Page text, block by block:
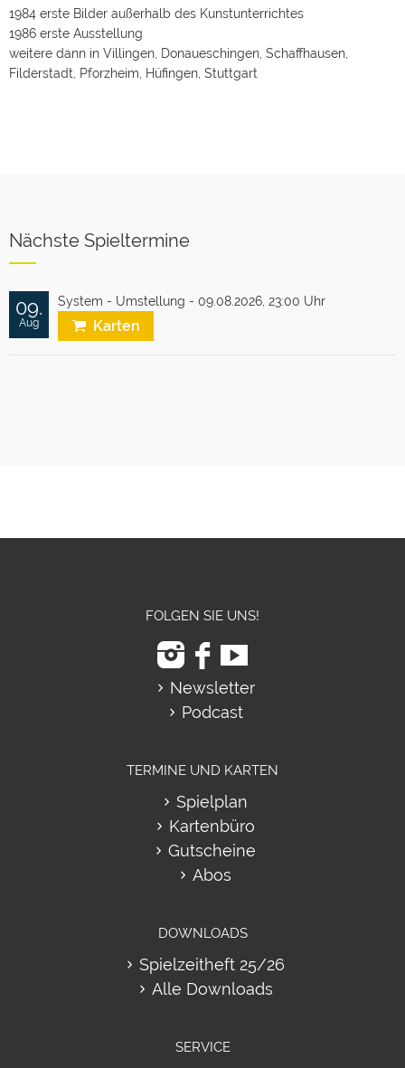
1984 erste Bilder außerhalb des Kunstunterrichtes
1986 erste Ausstellung
weitere dann in Villingen, Donaueschingen, Schaffhausen,
Filderstadt, Pforzheim, Hüfingen, Stuttgart
Nächste Spieltermine
09.
Aug
System - Umstellung - 09.08.2026, 23:00 Uhr
Karten
FOLGEN SIE UNS!
Newsletter
Podcast
TERMINE UND KARTEN
Spielplan
Kartenbüro
Gutscheine
Abos
DOWNLOADS
Spielzeitheft 25/26
Alle Downloads
SERVICE